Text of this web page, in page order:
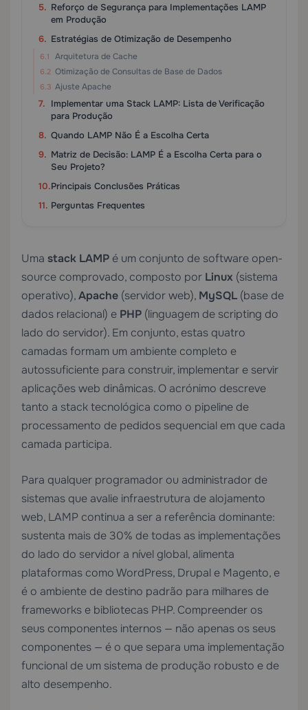
Reforço de Segurança para Implementações LAMP
em Produção
Estratégias de Otimização de Desempenho
Arquitetura de Cache
Otimização de Consultas de Base de Dados
Ajuste Apache
Implementar uma Stack LAMP: Lista de Verificação
para Produção
Quando LAMP Não É a Escolha Certa
Matriz de Decisão: LAMP É a Escolha Certa para o
Seu Projeto?
Principais Conclusões Práticas
Perguntas Frequentes
Uma stack LAMP é um conjunto de software open-
source comprovado, composto por Linux (sistema
operativo),Apache (servidor web), MySQL (base de
dados relacional) e PHP (linguagem de scripting do
lado do servidor). Em conjunto, estas quatro
camadas formam um ambiente completo e
autossuficiente para construir, implementar e servir
aplicações web dinâmicas. O acrónimo descreve
tanto a stack tecnológica como o pipeline de
processamento de pedidos sequencial em que cada
camada participa.
Para qualquer programador ou administrador de
sistemas que avalie infraestrutura de alojamento
web, LAMP continua a ser a referência dominante:
sustenta mais de 30% de todas as implementações
do lado do servidor a nível global, alimenta
plataformas como WordPress, Drupal e Magento, e
é o ambiente de destino padrão para milhares de
frameworks e bibliotecas PHP. Compreender os
seus componentes internos — não apenas os seus
componentes — é o que separa uma implementação
funcional de um sistema de produção robusto e de
alto desempenho.